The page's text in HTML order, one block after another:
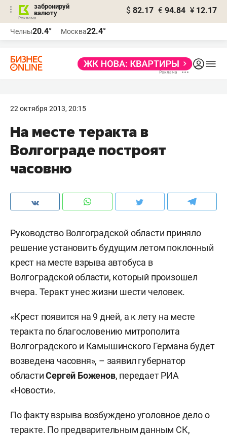
забронируй
валюту
$ 82.17 € 94.84 ¥ 12.17
Челны20.4° Москва22.4°
22 октября 2013, 20:15
На месте теракта в
Волгограде построят
часовню
Руководство Волгоградской области приняло
решение установить будущим летом поклонный
крест на месте взрыва автобуса в
Волгоградской области, который произошел
вчера. Теракт унес жизни шести человек.
«Крест появится на 9 дней, а к лету на месте
теракта по благословению митрополита
Волгоградского и Камышинского Германа будет
возведена часовня», – заявил губернатор
областиСергей Боженов, передает РИА
«Новости».
По факту взрыва возбуждено уголовное дело о
теракте. По предварительным данным СК,